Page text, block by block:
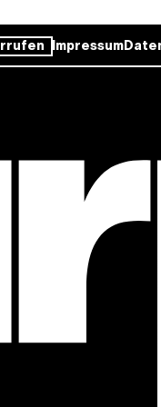
Impressum